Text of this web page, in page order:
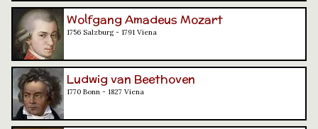
Wolfgang Amadeus Mozart
1756 Salzburg - 1791 Viena
Ludwig van Beethoven
1770 Bonn - 1827 Viena